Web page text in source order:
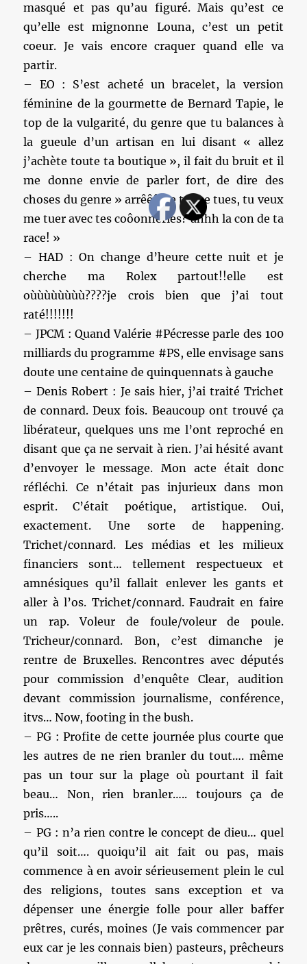
masqué et pas qu’au figuré. Mais qu’est ce
qu’elle est mignonne Louna, c’est un petit
coeur. Je vais encore craquer quand elle va
partir.
– EO : S’est acheté un bracelet, la version
féminine de la gourmette de Bernard Tapie, le
top de la vulgarité, du genre que tu balances à
la gueule d’un artisan en lui disant « allez
j’achète toute ta boutique », il fait du bruit et il
me donne envie de parler fort, de dire des
choses du genre » arrêêêête tu me tues, tu veux
me tuer avec tes coôonneries? ahhh la con de ta
race! »
– HAD : On change d’heure cette nuit et je
cherche ma Rolex partout!!elle est
oùùùùùùùù????je crois bien que j’ai tout
raté!!!!!!!
– JPCM : Quand Valérie #Pécresse parle des 100
milliards du programme #PS, elle envisage sans
doute une centaine de quinquennats à gauche
– Denis Robert : Je sais hier, j’ai traité Trichet
de connard. Deux fois. Beaucoup ont trouvé ça
libérateur, quelques uns me l’ont reproché en
disant que ça ne servait à rien. J’ai hésité avant
d’envoyer le message. Mon acte était donc
réfléchi. Ce n’était pas injurieux dans mon
esprit. C’était poétique, artistique. Oui,
exactement. Une sorte de happening.
Trichet/connard. Les médias et les milieux
financiers sont… tellement respectueux et
amnésiques qu’il fallait enlever les gants et
aller à l’os. Trichet/connard. Faudrait en faire
un rap. Voleur de foule/voleur de poule.
Tricheur/connard. Bon, c’est dimanche je
rentre de Bruxelles. Rencontres avec députés
pour commission d’enquête Clear, audition
devant commission journalisme, conférence,
itvs… Now, footing in the bush.
– PG : Profite de cette journée plus courte que
les autres de ne rien branler du tout…. même
pas un tour sur la plage où pourtant il fait
beau… Non, rien branler….. toujours ça de
pris…..
– PG : n’a rien contre le concept de dieu… quel
qu’il soit…. quoiqu’il ait fait ou pas, mais
commence à en avoir sérieusement plein le cul
des religions, toutes sans exception et va
dépenser une énergie folle pour aller baffer
prêtres, curés, moines (Je vais commencer par
eux car je les connais bien) pasteurs, prêcheurs